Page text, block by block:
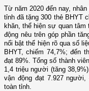
Từ năm 2020 đến nay,
tỉnh đã tặng 300 thẻ BHYT
khăn, thể hiện sự quan
động nêu trên góp phần
nổi bật thể hiện rõ qua số
BHYT, chiếm 74,7%; đến
đạt 89%. Tổng số thành
1,4 triệu người (tăng
vận động đạt 7.927
toàn tỉnh.